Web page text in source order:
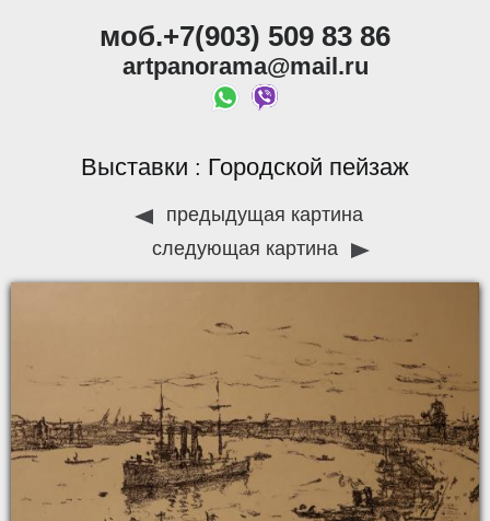
моб.+7(903) 509 83 86
artpanorama@mail.ru
Выставки : Городской пейзаж
предыдущая картина
следующая картина